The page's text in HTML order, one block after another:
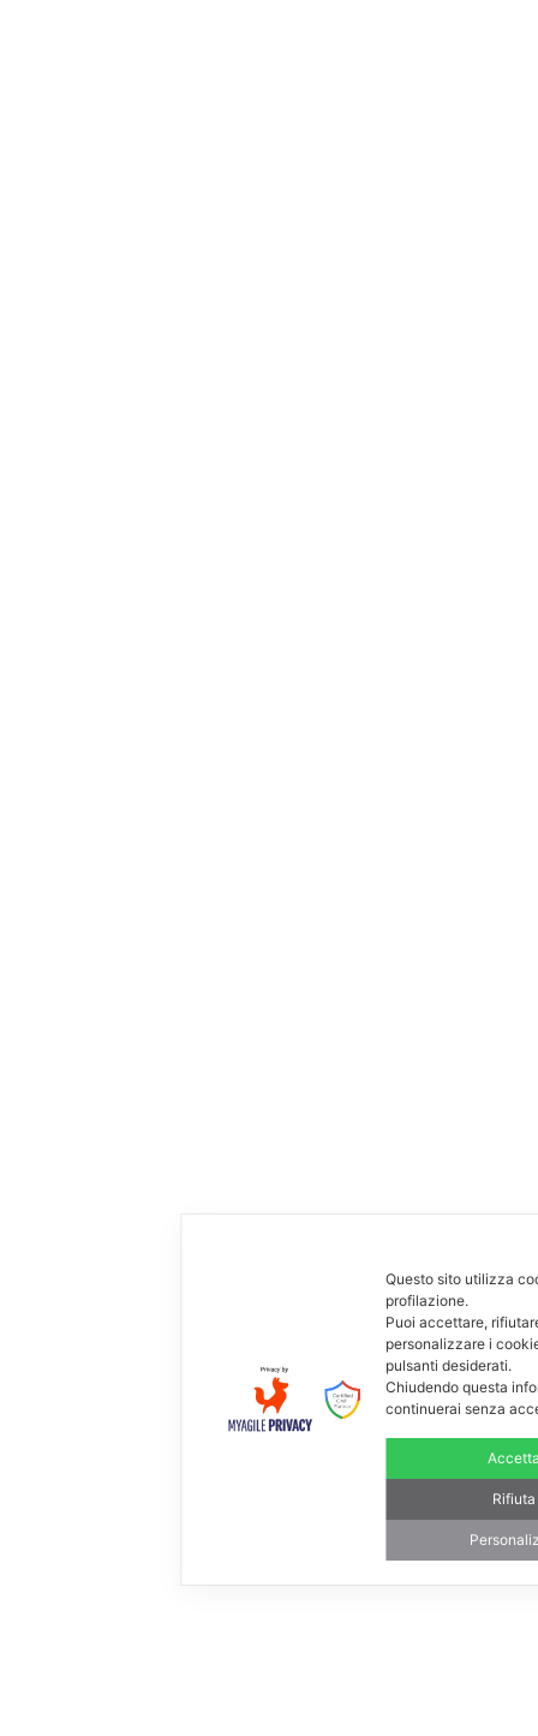
Questo sito utilizza
profilazione.
Puoi accettare,
personalizzare i
pulsanti desiderati.
Chiudendo questa
continuerai senza
Rifiuta